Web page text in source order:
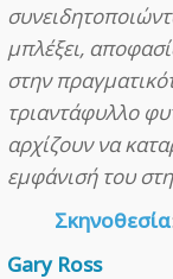
μπλέξει,
στην
τριαντάφυλλο
αρχίζουν να
εμφάνισή του
Σκηνοθεσία:
Gary Ross